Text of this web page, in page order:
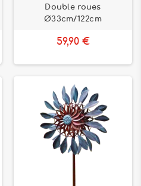
Double roues
Ø33cm/122cm
59,90 €